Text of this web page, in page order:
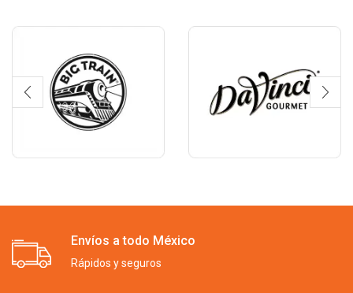
Envíos a todo México
Rápidos y seguros